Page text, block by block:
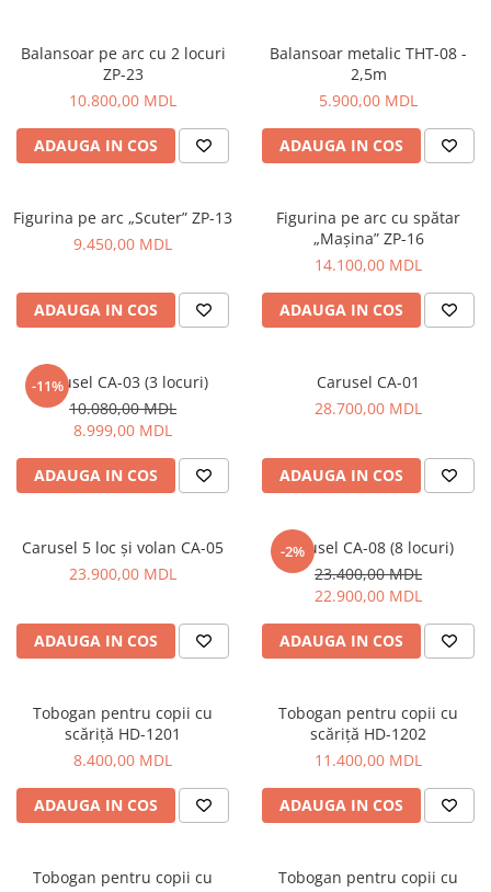
Balansoar pe arc cu 2 locuri
ZP-23
10.800,00 MDL
ADAUGA IN COS
Balansoar metalic THT-08 -
2,5m
5.900,00 MDL
ADAUGA IN COS
Figurina pe arc „Scuter” ZP-13
9.450,00 MDL
ADAUGA IN COS
Figurina pe arc cu spătar
„Mașina” ZP-16
14.100,00 MDL
ADAUGA IN COS
-11%
Carusel CA-03 (3 locuri)
10.080,00 MDL
8.999,00 MDL
ADAUGA IN COS
Carusel CA-01
28.700,00 MDL
ADAUGA IN COS
Carusel 5 loc și volan CA-05
23.900,00 MDL
ADAUGA IN COS
-2%
Carusel CA-08 (8 locuri)
23.400,00 MDL
22.900,00 MDL
ADAUGA IN COS
Tobogan pentru copii cu
scăriță HD-1201
8.400,00 MDL
ADAUGA IN COS
Tobogan pentru copii cu
scăriță HD-1202
11.400,00 MDL
ADAUGA IN COS
Tobogan pentru copii cu
Tobogan pentru copii cu